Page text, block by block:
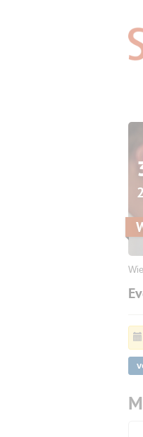
Wie